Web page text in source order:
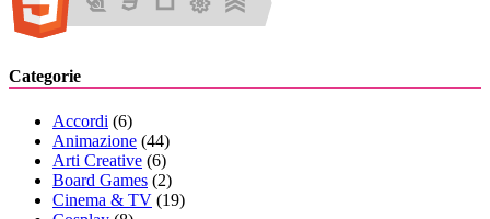
Categorie
Accordi (6)
Animazione (44)
Arti Creative (6)
Board Games (2)
Cinema & TV (19)